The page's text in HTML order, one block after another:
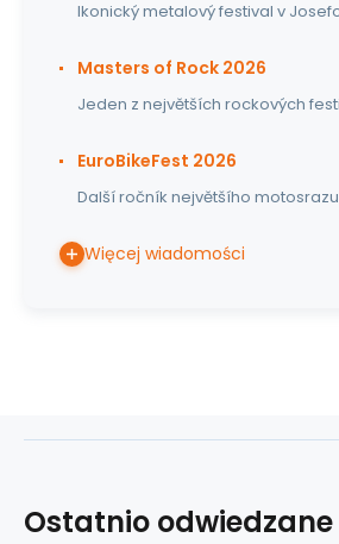
Ikonický metalový festival v
Masters of Rock 2026
Jeden z největších rockových
EuroBikeFest 2026
Další ročník největšího motosrazu
Więcej wiadomości
Ostatnio